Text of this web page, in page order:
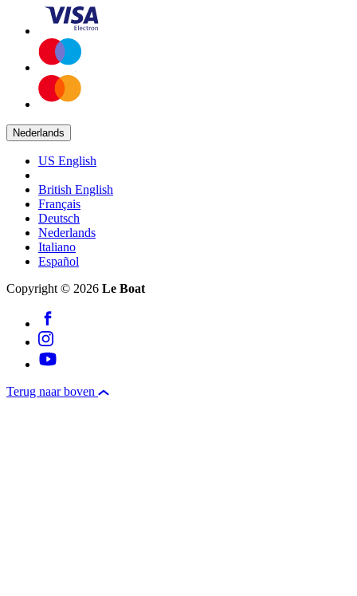
Nederlands
US English
British English
Français
Deutsch
Nederlands
Italiano
Español
Copyright © 2026 Le Boat
Terug naar boven